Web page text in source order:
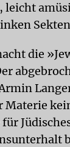
leicht
die
Materie